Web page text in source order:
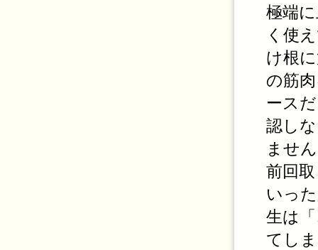
極端
く使
け根
の筋
ース
認し
ませ
前回
いっ
生は
てし